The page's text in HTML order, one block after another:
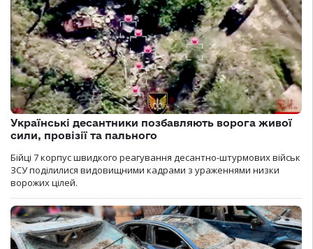
Українські десантники позбавляють ворога живої
сили, провізії та пального
Бійці 7 корпус швидкого реагування десантно-штурмових військ
ЗСУ поділилися видовищними кадрами з ураженнями низки
ворожих цілей.